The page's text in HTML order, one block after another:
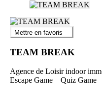
Mettre en favoris
TEAM BREAK
Agence de Loisir indoor
Escape Game – Quiz Game